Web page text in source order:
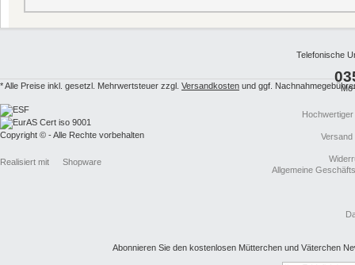
Telefonische
Versand
Allgemeine
Abonnieren Sie den kostenlosen Mütterchen und Väterchen
* Alle Preise inkl. gesetzl. Mehrwertsteuer zzgl. Versandkosten und ggf.
Copyright © - Alle Rechte vorbehalten
Realisiert mit Shopware